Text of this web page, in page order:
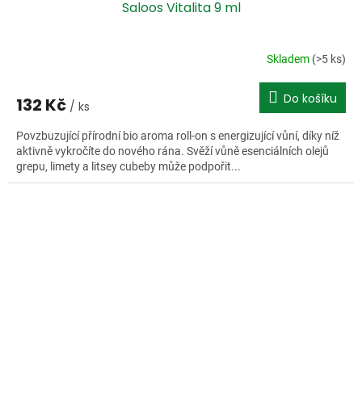
Saloos Vitalita 9 ml
Skladem (>5 ks)
132 Kč / ks Do košíku
Povzbuzující přírodní bio aroma roll-on s energizující vůní, díky níž
aktivně vykročíte do nového rána. Svěží vůně esenciálních olejů
grepu, limety a litsey cubeby může podpořit...